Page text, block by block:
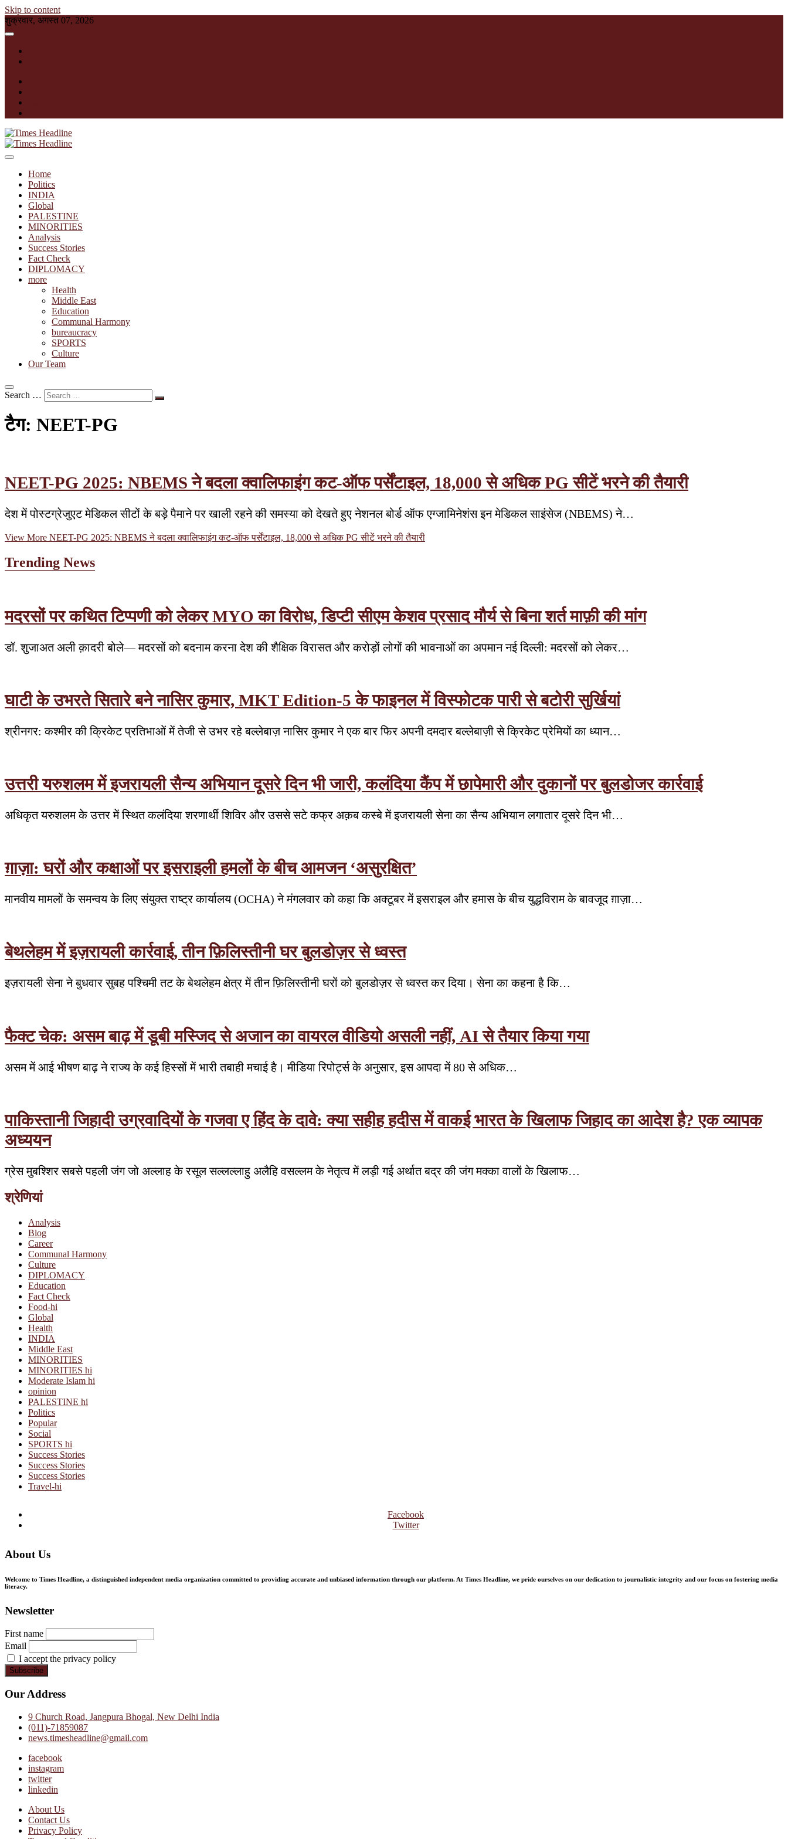
Skip to content
शुक्रवार, अगस्त 07, 2026
Times Headline
Home
Politics
INDIA
Global
PALESTINE
MINORITIES
Analysis
Success Stories
Fact Check
DIPLOMACY
more
Health
Middle East
Education
Communal Harmony
bureaucracy
SPORTS
Culture
Our Team
Search …
टैग: NEET-PG
NEET-PG 2025: NBEMS ने बदला क्वालिफाइंग कट-ऑफ पर्सेंटाइल, 18,000 से अधिक PG सीटें भरने की तैयारी
देश में पोस्टग्रेजुएट मेडिकल सीटों के बड़े पैमाने पर खाली रहने की समस्या को देखते हुए नेशनल बोर्ड ऑफ एग्जामिनेशंस इन मेडिकल साइंसेज (NBEMS) ने…
View More NEET-PG 2025: NBEMS ने बदला क्वालिफाइंग कट-ऑफ पर्सेंटाइल, 18,000 से अधिक PG सीटें भरने की तैयारी
Trending News
मदरसों पर कथित टिप्पणी को लेकर MYO का विरोध, डिप्टी सीएम केशव प्रसाद मौर्य से बिना शर्त माफ़ी की मांग
डॉ. शुजाअत अली क़ादरी बोले— मदरसों को बदनाम करना देश की शैक्षिक विरासत और करोड़ों लोगों की भावनाओं का अपमान नई दिल्ली: मदरसों को लेकर…
घाटी के उभरते सितारे बने नासिर कुमार, MKT Edition-5 के फाइनल में विस्फोटक पारी से बटोरी सुर्खियां
श्रीनगर: कश्मीर की क्रिकेट प्रतिभाओं में तेजी से उभर रहे बल्लेबाज़ नासिर कुमार ने एक बार फिर अपनी दमदार बल्लेबाज़ी से क्रिकेट प्रेमियों का ध्यान…
उत्तरी यरुशलम में इजरायली सैन्य अभियान दूसरे दिन भी जारी, कलंदिया कैंप में छापेमारी और दुकानों पर बुलडोजर कार्रवाई
अधिकृत यरुशलम के उत्तर में स्थित कलंदिया शरणार्थी शिविर और उससे सटे कफ्र अक़ब कस्बे में इजरायली सेना का सैन्य अभियान लगातार दूसरे दिन भी…
ग़ाज़ा: घरों और कक्षाओं पर इसराइली हमलों के बीच आमजन ‘असुरक्षित’
मानवीय मामलों के समन्वय के लिए संयुक्त राष्ट्र कार्यालय (OCHA) ने मंगलवार को कहा कि अक्टूबर में इसराइल और हमास के बीच युद्धविराम के बावजूद ग़ाज़ा…
बेथलेहम में इज़रायली कार्रवाई, तीन फ़िलिस्तीनी घर बुलडोज़र से ध्वस्त
इज़रायली सेना ने बुधवार सुबह पश्चिमी तट के बेथलेहम क्षेत्र में तीन फ़िलिस्तीनी घरों को बुलडोज़र से ध्वस्त कर दिया। सेना का कहना है कि…
फैक्ट चेक: असम बाढ़ में डूबी मस्जिद से अजान का वायरल वीडियो असली नहीं, AI से तैयार किया गया
असम में आई भीषण बाढ़ ने राज्य के कई हिस्सों में भारी तबाही मचाई है। मीडिया रिपोर्ट्स के अनुसार, इस आपदा में 80 से अधिक…
पाकिस्तानी जिहादी उग्रवादियों के गजवा ए हिंद के दावे: क्या सहीह हदीस में वाकई भारत के खिलाफ जिहाद का आदेश है? एक व्यापक
अध्ययन
ग्रेस मुबश्शिर सबसे पहली जंग जो अल्लाह के रसूल सल्लल्लाहु अलैहि वसल्लम के नेतृत्व में लड़ी गई अर्थात बद्र की जंग मक्का वालों के खिलाफ…
श्रेणियां
Analysis
Blog
Career
Communal Harmony
Culture
DIPLOMACY
Education
Fact Check
Food-hi
Global
Health
INDIA
Middle East
MINORITIES
MINORITIES hi
Moderate Islam hi
opinion
PALESTINE hi
Politics
Popular
Social
SPORTS hi
Success Stories
Success Stories
Success Stories
Travel-hi
Facebook
Twitter
About Us
Welcome to Times Headline, a distinguished independent media organization committed to providing accurate and unbiased information through our platform. At Times Headline, we pride ourselves on our dedication to journalistic integrity and our focus on fostering media
literacy.
Newsletter
First name
Email
I accept the privacy policy
Our Address
9 Church Road, Jangpura Bhogal, New Delhi India
(011)-71859087
news.timesheadline@gmail.com
facebook
instagram
twitter
linkedin
About Us
Contact Us
Privacy Policy